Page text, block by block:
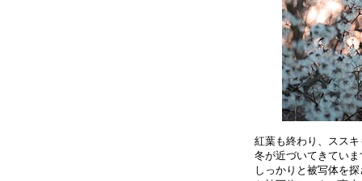
紅葉も終わり、スス
冬が近づいてきてい
しっかりと被写体を